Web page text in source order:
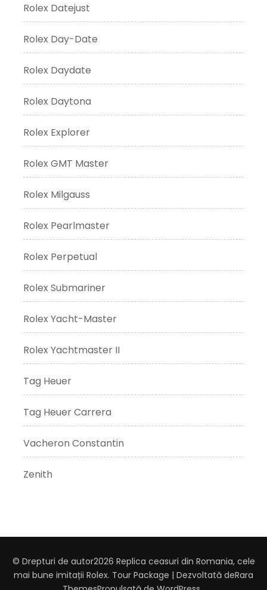
Rolex Datejust
Rolex Day-Date
Rolex Daydate
Rolex Daytona
Rolex Explorer
Rolex GMT Master
Rolex Milgauss
Rolex Pearlmaster
Rolex Perpetual
Rolex Submariner
Rolex Yacht-Master
Rolex Yachtmaster II
Tag Heuer
Tag Heuer Carrera
Vacheron Constantin
Zenith
© Drepturi de autor2026 Replica ceasuri din Romania, cele
mai bune imitații Rolex. Tour Package | Dezvoltată deRara